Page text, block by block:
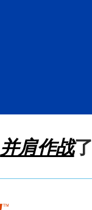
并肩作战